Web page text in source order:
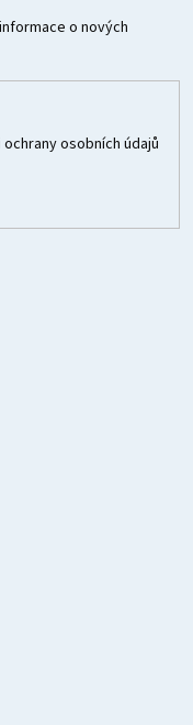
o nových
osobních údajů